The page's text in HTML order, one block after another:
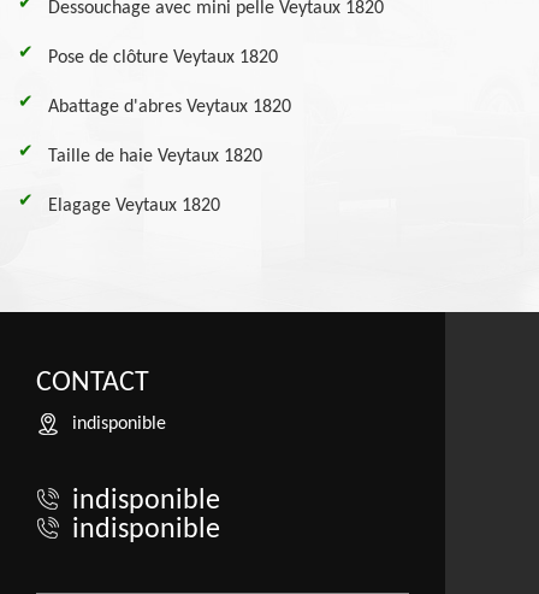
Dessouchage avec mini pelle Veytaux 1820
Pose de clôture Veytaux 1820
Abattage d'abres Veytaux 1820
Taille de haie Veytaux 1820
Elagage Veytaux 1820
CONTACT
indisponible
indisponible
indisponible